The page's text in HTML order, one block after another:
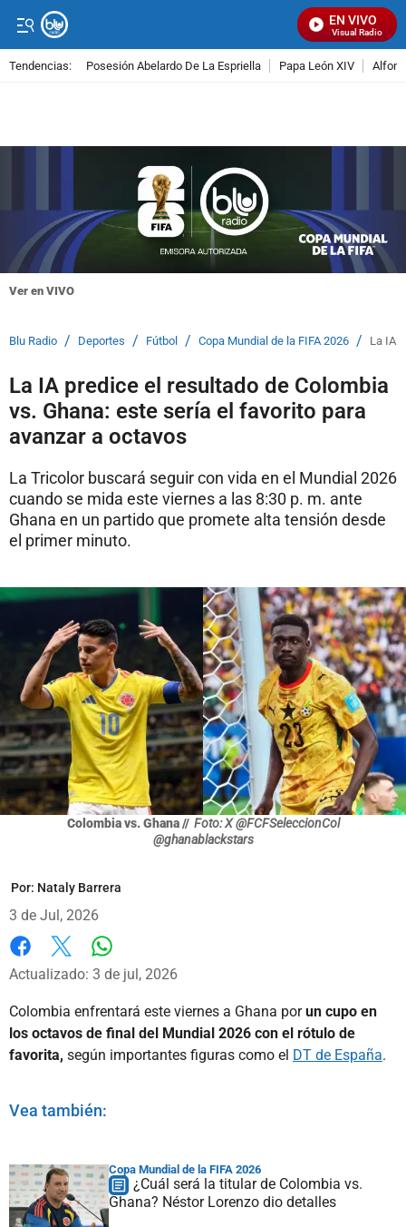
EN VIVO
Señal Visual Radio
Tendencias: Posesión Abelardo De La Espriella Papa León XIV
Ver en VIVO
Blu Radio / Deportes / Fútbol / Copa Mundial de la FIFA 2026 / La IA
La IA predice el resultado de Colombia
vs. Ghana: este sería el favorito para
avanzar a octavos
La Tricolor buscará seguir con vida en el Mundial 2026
cuando se mida este viernes a las 8:30 p. m. ante
Ghana en un partido que promete alta tensión desde
el primer minuto.
Colombia vs. Ghana // Foto: X @FCFSeleccionCol
@ghanablackstars
Por: Nataly Barrera
3 de Jul, 2026
Facebook
X Whatsapp
Actualizado: 3 de jul, 2026
Colombia enfrentará este viernes a Ghana porun cupo en
los octavos de final del Mundial 2026 con el rótulo de
favorita, según importantes figuras como el DT de España.
Vea también:
Copa Mundial de la FIFA 2026
¿Cuál será la titular de Colombia vs.
Ghana? Néstor Lorenzo dio detalles